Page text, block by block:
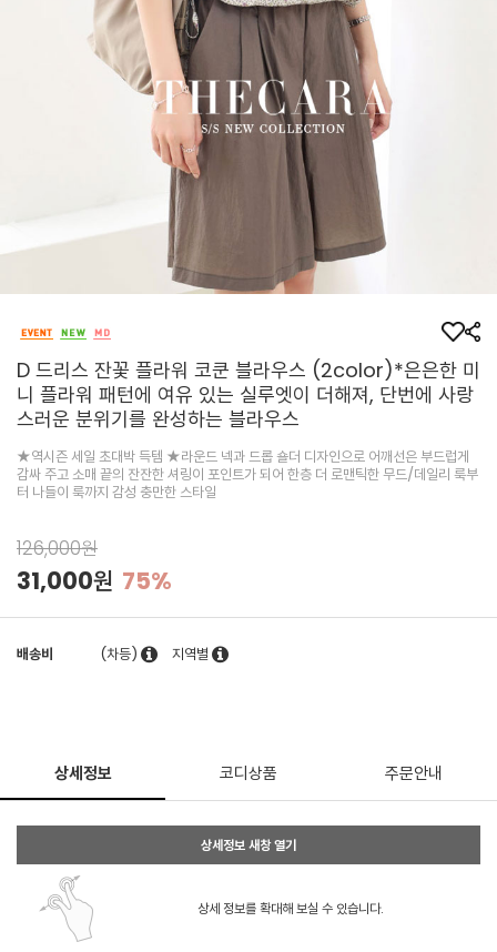
D 드리스 잔꽃 플라워 코쿤 블라우스 (2color)*은은한 미
니 플라워 패턴에 여유 있는 실루엣이 더해져, 단번에 사랑
스러운 분위기를 완성하는 블라우스
★역시즌 세일 초대박 득템 ★라운드 넥과 드롭 숄더 디자인으로 어깨선은 부드럽게
감싸 주고 소매 끝의 잔잔한 셔링이 포인트가 되어 한층 더 로맨틱한 무드/데일리 룩부
터 나들이 룩까지 감성 충만한 스타일
126,000원
31,000원 75%
배송비 (차등) 지역별
상세정보 코디상품 주문안내
상세정보 새창 열기
상세 정보를 확대해 보실 수 있습니다.